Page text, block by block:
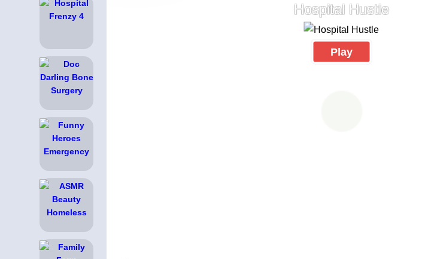
Hospital Hustle
Play